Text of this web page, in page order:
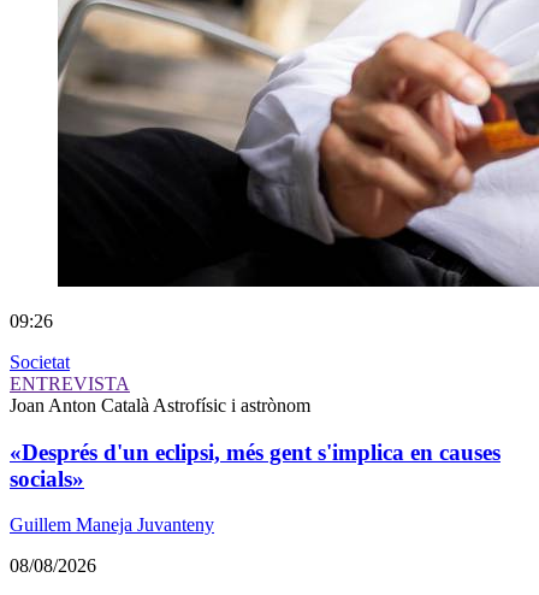
09:26
Societat
ENTREVISTA
Joan Anton Català Astrofísic i astrònom
«Després d'un eclipsi, més gent s'implica en causes
socials»
Guillem Maneja Juvanteny
08/08/2026